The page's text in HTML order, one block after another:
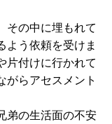
その中に埋もれて
よう依頼を受けま
片付けに行かれて
がらアセスメント
弟の生活面の不安